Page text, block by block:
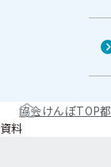
協会けんぽTOP
資料